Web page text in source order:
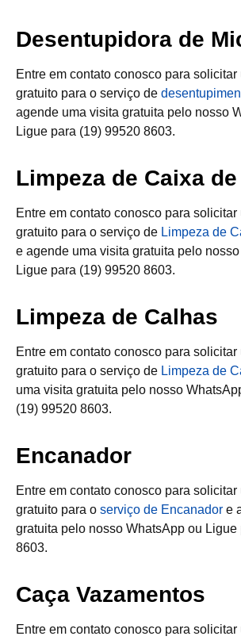
Desentupidora de
Entre em contato conosco para solicitar
gratuito para o serviço de
agende uma visita gratuita pelo nosso
Ligue para (19) 99520 8603.
Limpeza de Caixa
Entre em contato conosco para solicitar
gratuito para o serviço de Limpeza de
e agende uma visita gratuita pelo
Ligue para (19) 99520 8603.
Limpeza de Calhas
Entre em contato conosco para solicitar
gratuito para o serviço de Limpeza de
uma visita gratuita pelo nosso
(19) 99520 8603.
Encanador
Entre em contato conosco para solicitar
gratuito para o serviço de Encanador e
gratuita pelo nosso WhatsApp ou Ligue
8603.
Caça Vazamentos
Entre em contato conosco para solicitar